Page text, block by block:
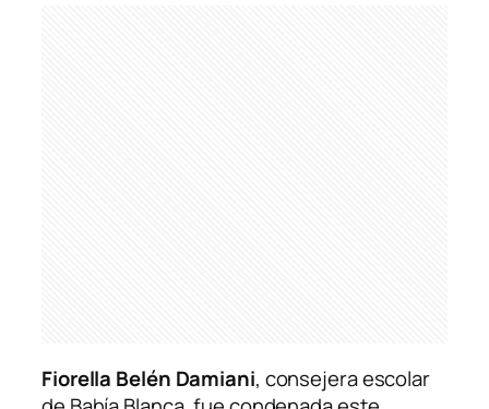
Fiorella Belén Damiani, consejera escolar